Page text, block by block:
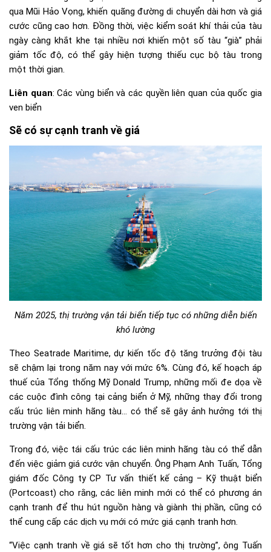
qua Mũi Hảo Vọng, khiến quãng đường di chuyển dài hơn và giá
cước cũng cao hơn. Đồng thời, việc kiểm soát khí thải của tàu
ngày càng khắt khe tại nhiều nơi khiến một số tàu “già” phải
giảm tốc độ, có thể gây hiện tượng thiếu cục bộ tàu trong
một thời gian.
Liên quan: Các vùng biển và các quyền liên quan của quốc gia
ven biển
Sẽ có sự cạnh tranh về giá
Năm 2025, thị trường vận tải biển tiếp tục có những diễn biến
khó lường
Theo Seatrade Maritime, dự kiến tốc độ tăng trưởng đội tàu
sẽ chậm lại trong năm nay với mức 6%. Cùng đó, kế hoạch áp
thuế của Tổng thống Mỹ Donald Trump, những mối đe dọa về
các cuộc đình công tại cảng biển ở Mỹ, những thay đổi trong
cấu trúc liên minh hãng tàu… có thể sẽ gây ảnh hưởng tới thị
trường vận tải biển.
Trong đó, việc tái cấu trúc các liên minh hãng tàu có thể dẫn
đến việc giảm giá cước vận chuyển. Ông Phạm Anh Tuấn, Tổng
giám đốc Công ty CP Tư vấn thiết kế cảng – Kỹ thuật biển
(Portcoast) cho rằng, các liên minh mới có thể có phương án
cạnh tranh để thu hút nguồn hàng và giành thị phần, cũng có
thể cung cấp các dịch vụ mới có mức giá cạnh tranh hơn.
“Việc cạnh tranh về giá sẽ tốt hơn cho thị trường”, ông Tuấn